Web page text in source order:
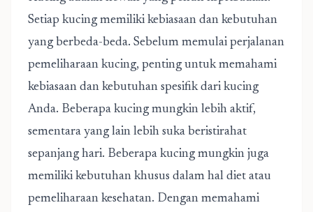
Setiap kucing memiliki kebiasaan dan kebutuhan
yang berbeda-beda. Sebelum memulai perjalanan
pemeliharaan kucing, penting untuk memahami
kebiasaan dan kebutuhan spesifik dari kucing
Anda. Beberapa kucing mungkin lebih aktif,
sementara yang lain lebih suka beristirahat
sepanjang hari. Beberapa kucing mungkin juga
memiliki kebutuhan khusus dalam hal diet atau
pemeliharaan kesehatan. Dengan memahami